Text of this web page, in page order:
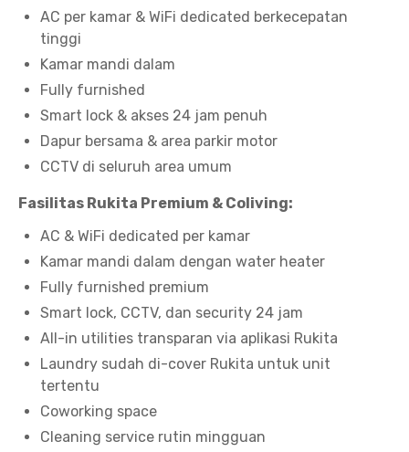
AC per kamar & WiFi dedicated berkecepatan
tinggi
Kamar mandi dalam
Fully furnished
Smart lock & akses 24 jam penuh
Dapur bersama & area parkir motor
CCTV di seluruh area umum
Fasilitas Rukita Premium & Coliving:
AC & WiFi dedicated per kamar
Kamar mandi dalam dengan water heater
Fully furnished premium
Smart lock, CCTV, dan security 24 jam
All-in utilities transparan via aplikasi Rukita
Laundry sudah di-cover Rukita untuk unit
tertentu
Coworking space
Cleaning service rutin mingguan